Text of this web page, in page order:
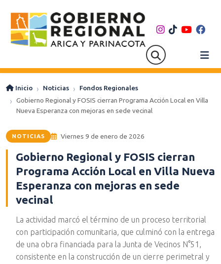
Inicio Noticias
Fondos Regionales
Gobierno Regional y FOSIS cierran Programa Acción Local en Villa
Nueva Esperanza con mejoras en sede vecinal
NOTICIAS Viernes 9 de enero de 2026
Gobierno Regional y FOSIS cierran
Programa Acción Local en Villa Nueva
Esperanza con mejoras en sede
vecinal
La actividad marcó el término de un proceso territorial
con participación comunitaria, que culminó con la entrega
de una obra financiada para la Junta de Vecinos N°51,
consistente en la construcción de un cierre perimetral y